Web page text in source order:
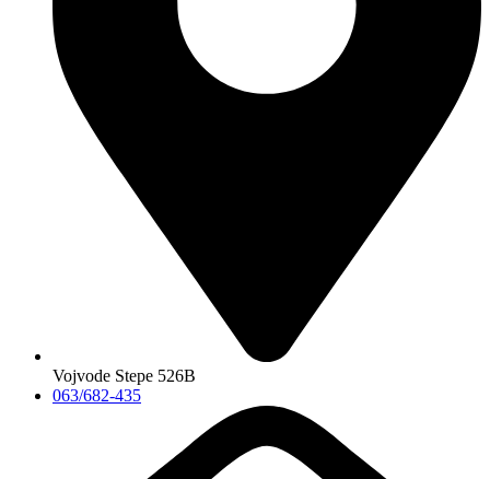
Vojvode Stepe 526B
063/682-435